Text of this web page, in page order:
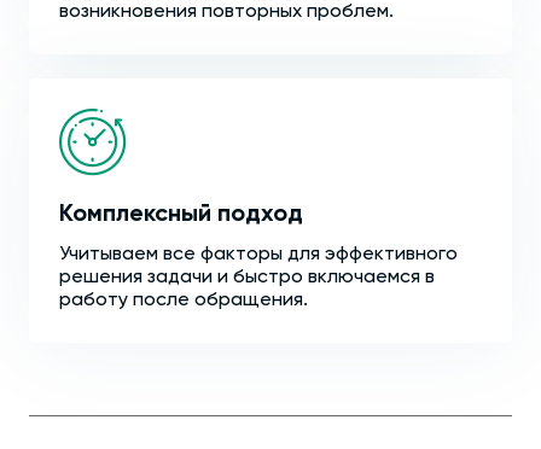
возникновения повторных проблем.
Комплексный подход
Учитываем все факторы для эффективного
решения задачи и быстро включаемся в
работу после обращения.